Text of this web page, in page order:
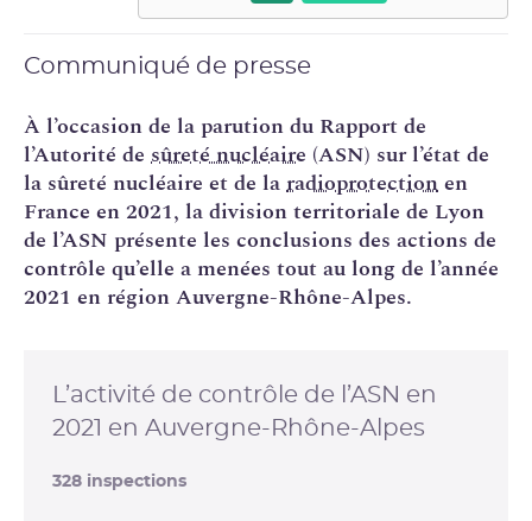
Communiqué de presse
À l’occasion de la parution du Rapport de
l’Autorité de sûreté nucléaire (ASN) sur l’état de
la sûreté nucléaire et de laradioprotectionen
France en 2021, la division territoriale de Lyon
de l’ASN présente les conclusions des actions de
contrôle qu’elle a menées tout au long de l’année
2021 en région Auvergne-Rhône-Alpes.
L’activité de contrôle de l’ASN en
2021 en Auvergne-Rhône-Alpes
328 inspections